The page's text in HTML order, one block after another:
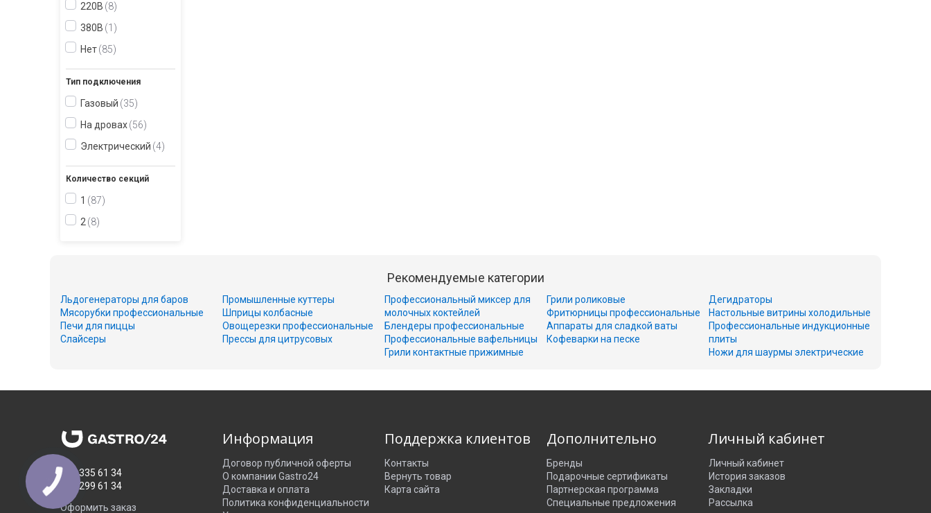
220В 8
380В 1
Нет 85
Тип подключения
Газовый 35
На дровах 56
Электрический 4
Количество секций
1
87
2 8
Рекомендуемые категории
Льдогенераторы для баров
Мясорубки профессиональные
Печи для пиццы
Слайсеры
Промышленные куттеры
Шприцы колбасные
Овощерезки профессиональные
Прессы для цитрусовых
Профессиональный миксер для
молочных коктейлей
Блендеры профессиональные
Профессиональные вафельницы
Грили контактные прижимные
Грили роликовые
Фритюрницы профессиональные
Аппараты для сладкой ваты
Кофеварки на песке
Дегидраторы
Настольные витрины холодильные
Профессиональные индукционные
плиты
Ножи для шаурмы электрические
050 335 61 34
067 299 61 34
Оформить заказ
Информация
Договор публичной оферты
О компании Gastro24
Доставка и оплата
Политика конфиденциальности
Поддержка клиентов
Контакты
Вернуть товар
Карта сайта
Дополнительно
Бренды
Подарочные сертификаты
Партнерская программа
Специальные предложения
Личный кабинет
Личный кабинет
История заказов
Закладки
Рассылка